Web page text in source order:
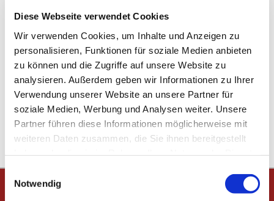
Diese Webseite verwendet Cookies
Wir verwenden Cookies, um Inhalte und Anzeigen zu
personalisieren, Funktionen für soziale Medien anbieten
zu können und die Zugriffe auf unsere Website zu
analysieren. Außerdem geben wir Informationen zu Ihrer
Verwendung unserer Website an unsere Partner für
soziale Medien, Werbung und Analysen weiter. Unsere
Partner führen diese Informationen möglicherweise mit
weiteren Daten zusammen, die Sie ihnen bereitgestellt
Einwilligungsauswahl
Notwendig
Sie wünschen sich eine moderne Heizung mit maximaler
Effizienz und Wärmekomfort? Die Rolf Niemann
Wärmetechnik GmbH in Hamburg ist Ihr Spezialist für Heizung
und Solar!
Ob Sanierung, Neubau oder Wartung, wir überzeugen mit
Fachkompetenz und gutem Service.
Vereinbaren Sie gerne einen Beratungstermin!